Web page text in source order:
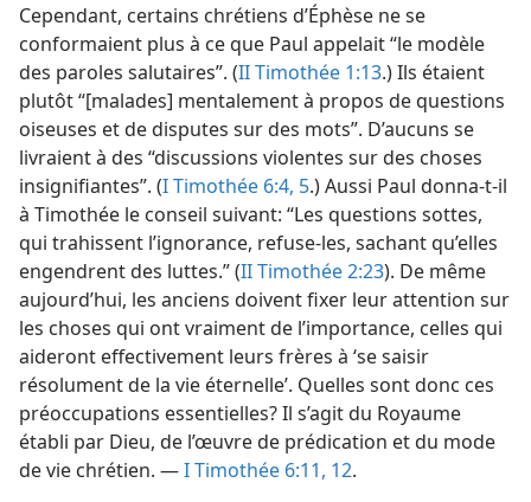
Cependant, certains chrétiens d’Éphèse ne se
conformaient plus à ce que Paul appelait “le modèle
des paroles salutaires”. (II Timothée 1:13.) Ils étaient
plutôt “[malades] mentalement à propos de questions
oiseuses et de disputes sur des mots”. D’aucuns se
livraient à des “discussions violentes sur des choses
insignifiantes”. (I Timothée 6:4, 5.) Aussi Paul donna-​t-​il
à Timothée le conseil suivant: “Les questions sottes,
qui trahissent l’ignorance, refuse-​les, sachant qu’elles
engendrent des luttes.” (II Timothée 2:23). De même
aujourd’hui, les anciens doivent fixer leur attention sur
les choses qui ont vraiment de l’importance, celles qui
aideront effectivement leurs frères à ‘se saisir
résolument de la vie éternelle’. Quelles sont donc ces
préoccupations essentielles? Il s’agit du Royaume
établi par Dieu, de l’œuvre de prédication et du mode
de vie chrétien. —I Timothée 6:11, 12.